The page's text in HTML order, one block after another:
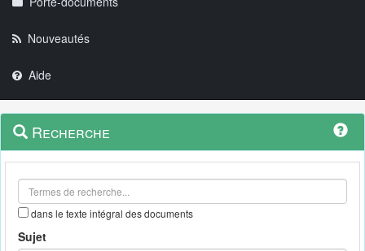
Nouveautés
Aide
Navigation
outils
Menu
contextuel
Recherche
dans le texte intégral des documents
Sujet